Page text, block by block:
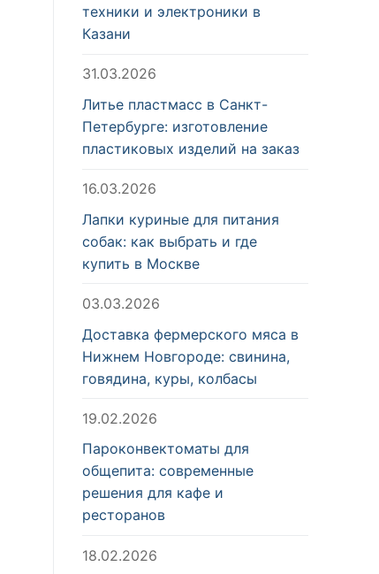
техники и электроники в
Казани
31.03.2026
Литье пластмасс в Санкт-
Петербурге: изготовление
пластиковых изделий на заказ
16.03.2026
Лапки куриные для питания
собак: как выбрать и где
купить в Москве
03.03.2026
Доставка фермерского мяса в
Нижнем Новгороде: свинина,
говядина, куры, колбасы
19.02.2026
Пароконвектоматы для
общепита: современные
решения для кафе и
ресторанов
18.02.2026